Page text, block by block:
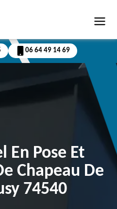
06 64 49 14 69
En Pose Et
Chapeau De
74540